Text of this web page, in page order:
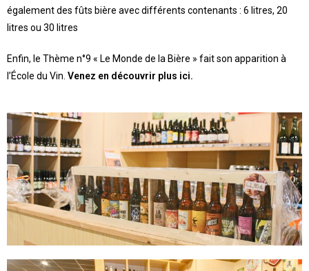
également des fûts bière avec différents contenants : 6 litres, 20
litres ou 30 litres
Enfin, le Thème n°9 « Le Monde de la Bière » fait son apparition à
l’École du Vin. Venez en découvrir plus ici.